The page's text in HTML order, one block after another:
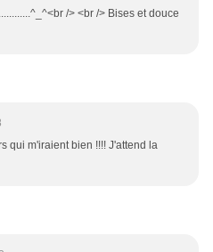
/> <br /> Bises et douce
qui m'iraient bien !!!! J'attend la